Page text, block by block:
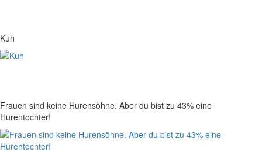
Kuh
Frauen sind keine Hurensöhne. Aber du bist zu 43% eine
Hurentochter!